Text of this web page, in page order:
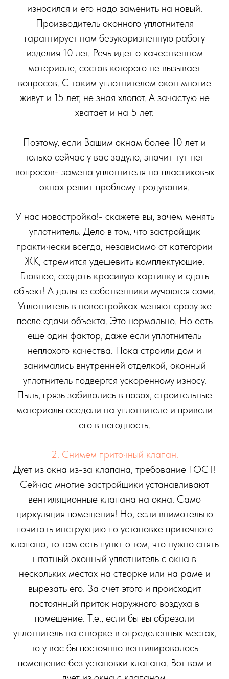
износился и его надо заменить на новый.
Производитель оконного уплотнителя
гарантирует нам безукоризненную работу
изделия 10 лет. Речь идет о качественном
материале, состав которого не вызывает
вопросов. С таким уплотнителем окон многие
живут и 15 лет, не зная хлопот. А зачастую не
хватает и на 5 лет.
Поэтому, если Вашим окнам более 10 лет и
только сейчас у вас задуло, значит тут нет
вопросов- замена уплотнителя на пластиковых
окнах решит проблему продувания.
У нас новостройка!- скажете вы, зачем менять
уплотнитель. Дело в том, что застройщик
практически всегда, независимо от категории
ЖК, стремится удешевить комплектующие.
Главное, создать красивую картинку и сдать
объект! А дальше собственники мучаются сами.
Уплотнитель в новостройках меняют сразу же
после сдачи объекта. Это нормально. Но есть
еще один фактор, даже если уплотнитель
неплохого качества. Пока строили дом и
занимались внутренней отделкой, оконный
уплотнитель подвергся ускоренному износу.
Пыль, грязь забивались в пазах, строительные
материалы оседали на уплотнителе и привели
его в негодность.
2. Снимем приточный клапан.
Дует из окна из-за клапана, требование ГОСТ!
Сейчас многие застройщики устанавливают
вентиляционные клапана на окна. Само
циркуляция помещения! Но, если внимательно
почитать инструкцию по установке приточного
клапана, то там есть пункт о том, что нужно снять
штатный оконный уплотнитель с окна в
нескольких местах на створке или на раме и
вырезать его. За счет этого и происходит
постоянный приток наружного воздуха в
помещение. Т.е., если бы вы обрезали
уплотнитель на створке в определенных местах,
то у вас бы постоянно вентилировалось
помещение без установки клапана. Вот вам и